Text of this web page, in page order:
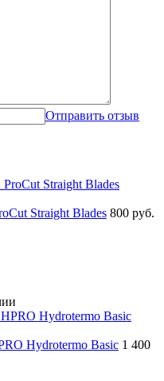
Отправить отзыв
Straight Blades 800 руб.
Hydrotermo Basic 1 400